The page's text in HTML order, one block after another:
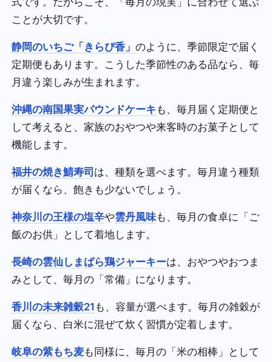
ことが大切です。
静岡のいちご「きらぴ香」のように、季節限定で届く
定期便もあります。こうした季節性のある品なら、毎
月違う楽しみが生まれます。
沖縄の南国果実パウンドケーキ も、毎月届く定期便と
して考えると、家族のおやつや来客時のお菓子として
機能します。
福井の焼き鯖寿司 は、種類を選べます。毎月違う種類
が届くなら、飽きも少ないでしょう。
神奈川の王様の塩辛や雲丹風味も、毎月の食卓に「ご
飯のお供」として着地します。
長崎の雲仙しまばら鶏ジャーキーは、おやつやおつま
みとして、毎月の「常備」になります。
香川の未来雑穀21 も、容量が選べます。毎月の雑穀が
届くなら、白米に混ぜて炊く習慣が定着します。
岐阜の紫もち麦も同様に、毎月の「米の相棒」として